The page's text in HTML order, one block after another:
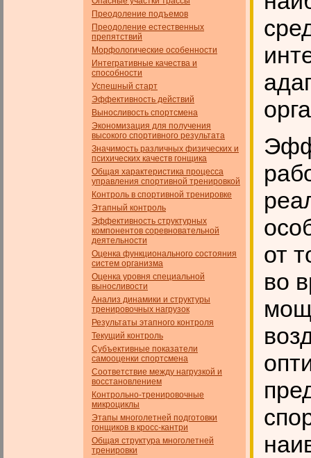
Преодоление подъемов
Преодоление естественных
препятствий
Морфологические особенности
Интегративные качества и
способности
Успешный старт
Эффективность действий
Выносливость спортсмена
Экономизация для получения
высокого спортивного результата
Значимость различных физических и
психических качеств гон­щика
Общая характеристика процесса
управления спортивной тренировкой
Контроль в спортивной тренировке
Этапный контроль
Эффективность структурных
компонентов соревновательной
деятельности
Оценка функционального состояния
систем организма
Оценка уровня специальной
выносливости
Анализ динамики и структуры
тренировочных нагрузок
Результаты этапного контроля
Текущий контроль
Субъективные показатели
самооценки спортсмена
Соответствие между нагрузкой и
восстановлением
Контрольно-тренировочные
микроциклы
Этапы многолетней подготовки
гонщиков в кросс-кантри
Общая структура многолетней
тренировки
от
во